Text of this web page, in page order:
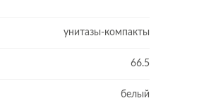
унитазы-компакты
66.5
белый